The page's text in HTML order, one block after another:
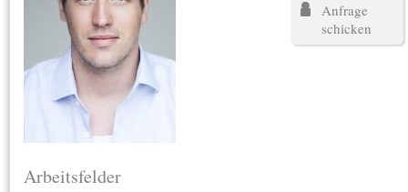
Anfrage
schicken
Arbeitsfelder